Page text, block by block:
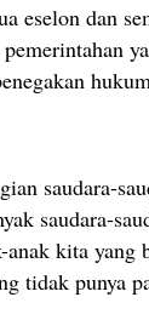
eselon dan
saudara-
saudara-
kita yang
tidak punya